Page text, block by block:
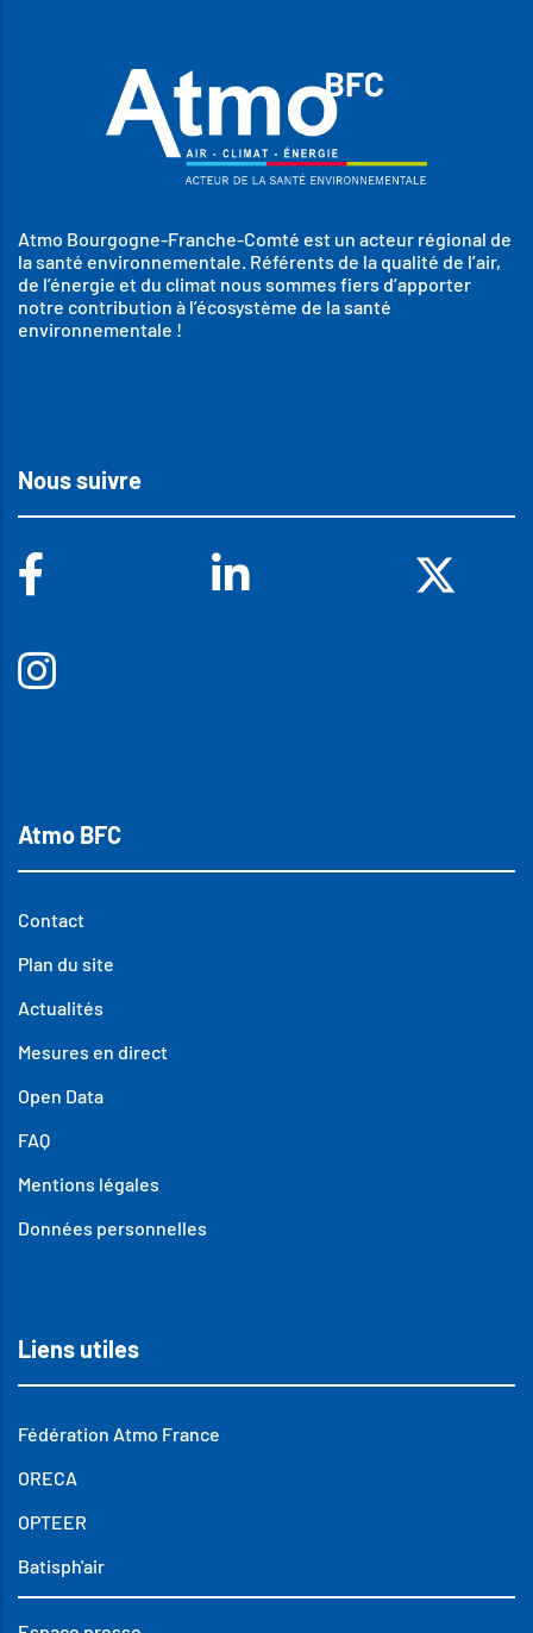
Atmo Bourgogne-Franche-Comté est un acteur régional de
la santé environnementale. Référents de la qualité de l’air,
de l’énergie et du climat nous sommes fiers d’apporter
notre contribution à l’écosystème de la santé
environnementale !
Nous suivre
Atmo BFC
Contact
Plan du site
Actualités
Mesures en direct
Open Data
FAQ
Mentions légales
Données personnelles
Liens utiles
Fédération Atmo France
ORECA
OPTEER
Batisph'air